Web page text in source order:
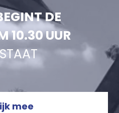
DE
10.30 UUR
mee